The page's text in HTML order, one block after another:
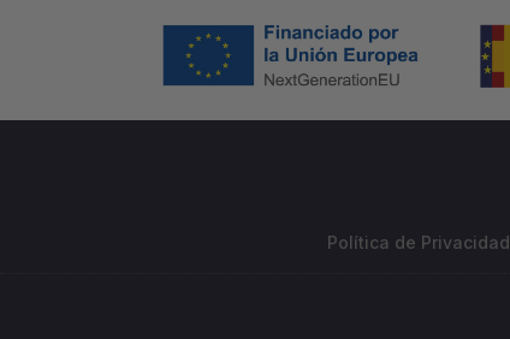
Política de Privacidad